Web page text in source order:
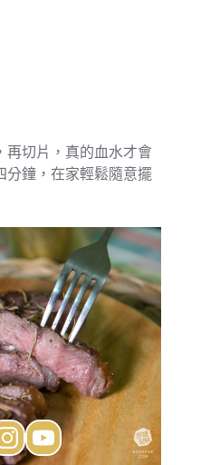
再切片，真的血水才會
分鐘，在家輕鬆隨意擺